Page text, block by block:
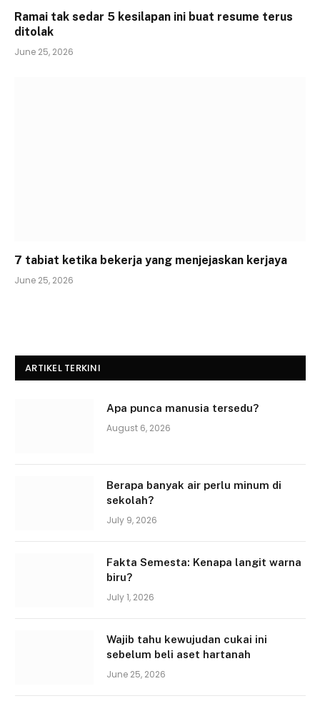
Ramai tak sedar 5 kesilapan ini buat resume terus
ditolak
June 25, 2026
7 tabiat ketika bekerja yang menjejaskan kerjaya
June 25, 2026
ARTIKEL TERKINI
Apa punca manusia tersedu?
August 6, 2026
Berapa banyak air perlu minum di
sekolah?
July 9, 2026
Fakta Semesta: Kenapa langit warna
biru?
July 1, 2026
Wajib tahu kewujudan cukai ini
sebelum beli aset hartanah
June 25, 2026